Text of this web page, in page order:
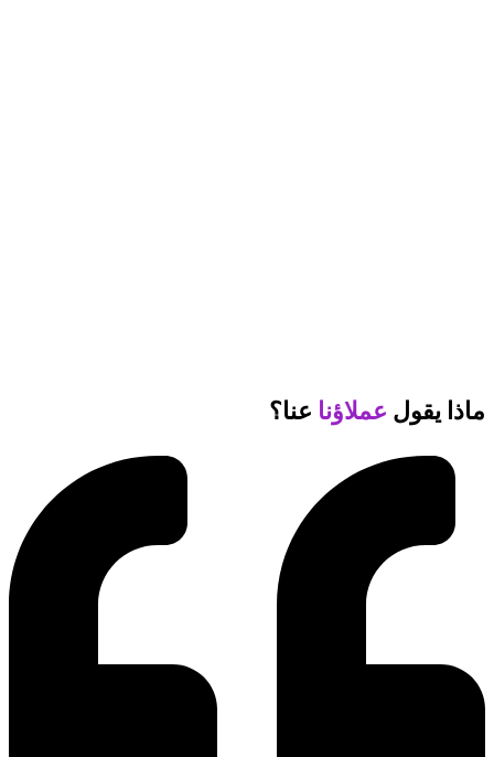
ماذا يقول عملاؤنا عنا؟